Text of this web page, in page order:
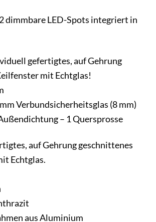
dimmbare LED-Spots integriert in
gefertigtes, auf Gehrung
mit Echtglas!
Verbundsicherheitsglas (8 mm)
– 1 Quersprosse
auf Gehrung geschnittenes
Echtglas.
aus Aluminium